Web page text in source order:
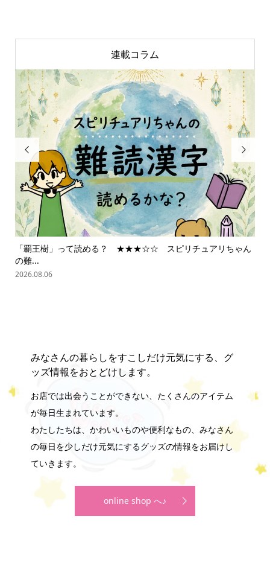
連載コラム

「覇王樹」って読める？ ★★★☆☆ スピリチュアリちゃん
の難...
2026.08.06

みなさんの暮らしをすこしだけ元気にする、グ
ッズ情報をおとどけします。
お店では出会うことができない、たくさんのアイテム
が毎日生まれています。
わたしたちは、かわいいものや便利なもの、みなさん
の毎日を少しだけ元気にするグッズの情報をお届けし
ていきます。
online shop へ♪